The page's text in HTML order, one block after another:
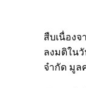
สืบเนื่อง
ลงมติใน
จำกัด มูล